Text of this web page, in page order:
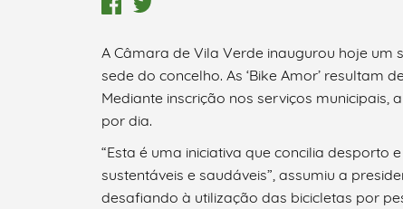
A Câmara de Vila Verde inaugurou hoje
sede do concelho. As ‘Bike Amor’
Mediante inscrição nos serviços municipais,
por dia.
“Esta é uma iniciativa que concilia
sustentáveis e saudáveis”, assumiu a
desafiando à utilização das bicicletas por